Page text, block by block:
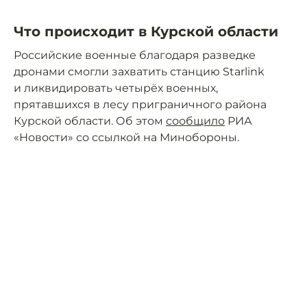
Что происходит в Курской области
Российские военные благодаря разведке
дронами смогли захватить станцию Starlink
и ликвидировать четырёх военных,
прятавшихся в лесу приграничного района
Курской области. Об этом сообщило РИА
«Новости» со ссылкой на Минобороны.